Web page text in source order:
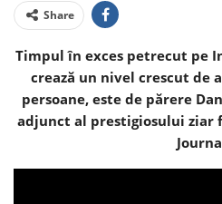
Share
Timpul în exces petrecut pe
crează un nivel crescut de
persoane, este de părere
adjunct al prestigiosului ziar